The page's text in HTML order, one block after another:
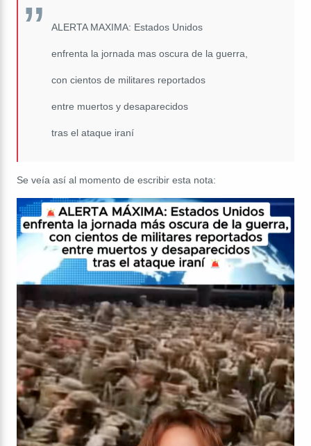
ALERTA MAXIMA: Estados Unidos
enfrenta la jornada mas oscura de la guerra,
con cientos de militares reportados
entre muertos y desaparecidos
tras el ataque iraní
Se veía así al momento de escribir esta nota: